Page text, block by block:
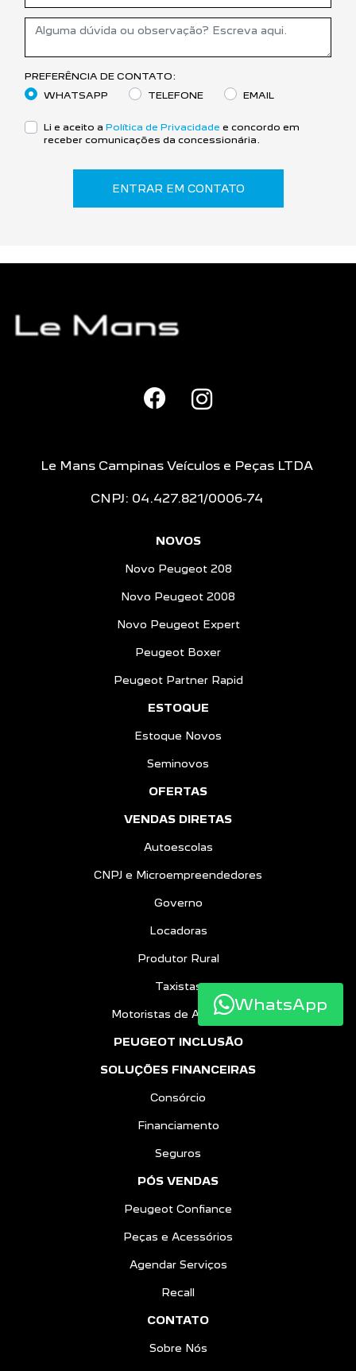
PREFERÊNCIA DE CONTATO:
WHATSAPP
TELEFONE EMAIL
Li e aceito a Política de Privacidade e concordo em
receber comunicações da concessionária.
ENTRAR EM CONTATO
Le Mans Campinas Veículos e Peças LTDA
CNPJ: 04.427.821/0006-74
NOVOS
Novo Peugeot 208
Novo Peugeot 2008
Novo Peugeot Expert
Peugeot Boxer
Peugeot Partner Rapid
ESTOQUE
Estoque Novos
Seminovos
OFERTAS
VENDAS DIRETAS
Autoescolas
CNPJ e Microempreendedores
Governo
Locadoras
Produtor Rural
Taxistas
Motoristas de Aplicativo
PEUGEOT INCLUSÃO
SOLUÇÕES FINANCEIRAS
Consórcio
Financiamento
Seguros
PÓS VENDAS
Peugeot Confiance
Peças e Acessórios
Agendar Serviços
Recall
CONTATO
Sobre Nós
WhatsApp